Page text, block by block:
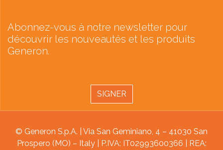
Abonnez-vous à notre newsletter pour
découvrir les nouveautés et les produits
Generon.
SIGNER
© Generon S.p.A. | Via San Geminiano, 4 – 41030 San
Prospero (MO) – Italy | P.IVA: IT02993600366 | REA: